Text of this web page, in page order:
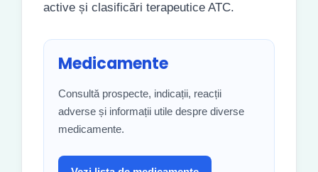
active și clasificări terapeutice ATC.
Medicamente
Consultă prospecte, indicații, reacții
adverse și informații utile despre diverse
medicamente.